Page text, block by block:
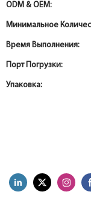
ODM & OEM:
Минимальное
Время Выполнения:
Порт Погрузки:
Упаковка: